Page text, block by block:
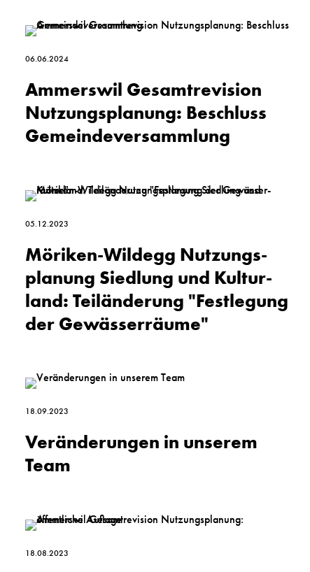
06.06.2024
Ammerswil Gesamtrevision
Nutzungsplanung: Beschluss
Gemeinde­versammlung
05.12.2023
Möriken-Wildegg Nutzungs­
planung Siedlung und Kultur­
land: Teil­änderung "Fest­legung
der Gewässer­räume"
18.09.2023
Veränderungen in unserem
Team
18.08.2023